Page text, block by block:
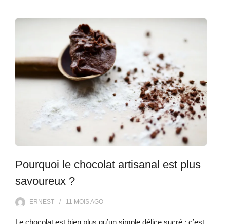
Pourquoi le chocolat artisanal est plus
savoureux ?
ERNEST 11 MOISAGO
Le chocolat est bien plus qu’un simple délice sucré ; c’est